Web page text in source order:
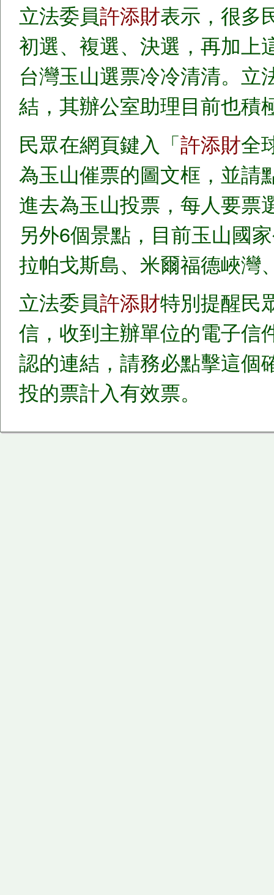
立法委員許添財表示，很多
初選、複選、決選，再加上
台灣玉山選票冷冷清清。立
結，其辦公室助理目前也積
民眾在網頁鍵入「許添財全
為玉山催票的圖文框，並請
進去為玉山投票，每人要票
另外6個景點，目前玉山國
拉帕戈斯島、米爾福德峽灣
立法委員許添財特別提醒民
信，收到主辦單位的電子信
認的連結，請務必點擊這個
投的票計入有效票。